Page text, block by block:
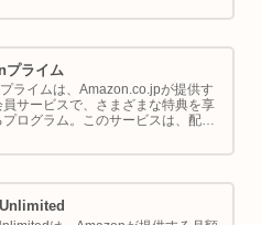
ポイントの使い方と貯め方を解
プライム
ライムは、Amazon.co.jpが提供す
員サービスで、さまざまな特典を享
プログラム。このサービスは、配送
には限定割引までをカバーし、日常